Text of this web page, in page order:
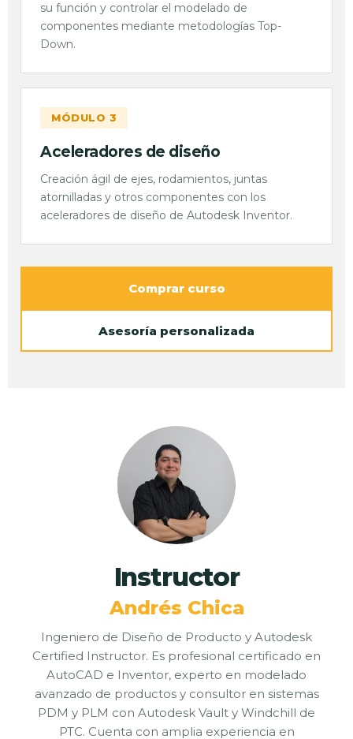
su función y controlar el modelado de
componentes mediante metodologías Top-
Down.
MÓDULO 3
Aceleradores de diseño
Creación ágil de ejes, rodamientos, juntas
atornilladas y otros componentes con los
aceleradores de diseño de Autodesk Inventor.
Comprar curso
Asesoría personalizada
Instructor
Andrés Chica
Ingeniero de Diseño de Producto y Autodesk
Certified Instructor. Es profesional certificado en
AutoCAD e Inventor, experto en modelado
avanzado de productos y consultor en sistemas
PDM y PLM con Autodesk Vault y Windchill de
PTC. Cuenta con amplia experiencia en